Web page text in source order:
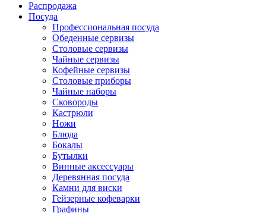
Распродажа
Посуда
Профессиональная посуда
Обеденные сервизы
Столовые сервизы
Чайные сервизы
Кофейные сервизы
Столовые приборы
Чайные наборы
Сковороды
Кастрюли
Ножи
Блюда
Бокалы
Бутылки
Винные аксессуары
Деревянная посуда
Камни для виски
Гейзерные кофеварки
Графины